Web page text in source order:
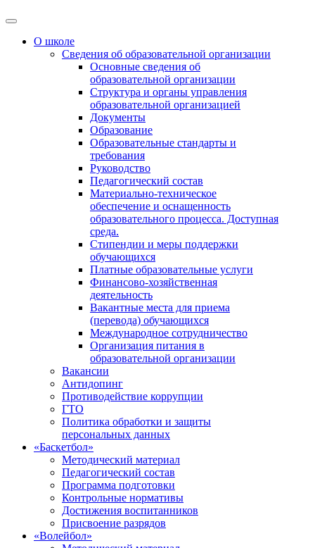
О школе
Сведения об образовательной организации
Основные сведения об
образовательной организации
Структура и органы управления
образовательной организацией
Документы
Образование
Образовательные стандарты и
требования
Руководство
Педагогический состав
Материально-техническое
обеспечение и оснащенность
образовательного процесса. Доступная
среда.
Стипендии и меры поддержки
обучающихся
Платные образовательные услуги
Финансово-хозяйственная
деятельность
Вакантные места для приема
(перевода) обучающихся
Международное сотрудничество
Организация питания в
образовательной организации
Вакансии
Антидопинг
Противодействие коррупции
ГТО
Политика обработки и защиты
персональных данных
«Баскетбол»
Методический материал
Педагогический состав
Программа подготовки
Контрольные нормативы
Достижения воспитанников
Присвоение разрядов
«Волейбол»